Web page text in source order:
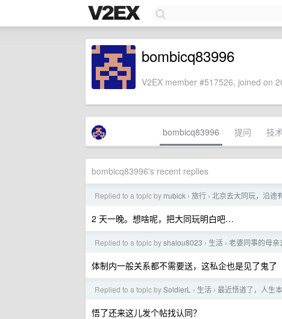
bombicq83996
V2EX member #517526, joined on
bombicq83996 提问 技
bombicq83996's recent replies
Replied to a topic by rrubick › 旅行 › 北京去大同玩，沿途
2 天一晚。想啥呢，把大同玩明白吧…
Replied to a topic byshalou8023 › 生活 › 老婆同事的母
体制内一般关系都不需要送，这私企也是见了鬼了
Replied to a topic bySoldierL › 生活 › 最近悟道了，人生
悟了还来这儿发个帖找认同？